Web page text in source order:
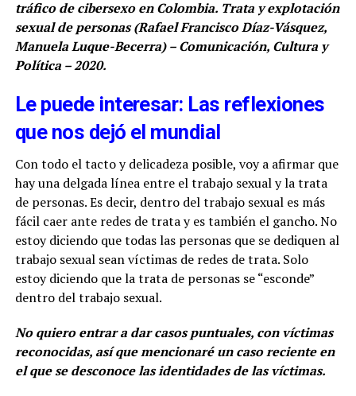
tráfico de cibersexo en Colombia. Trata y explotación
sexual de personas (Rafael Francisco Díaz-Vásquez,
Manuela Luque-Becerra) – Comunicación, Cultura y
Política – 2020.
Le puede interesar: Las reflexiones
que nos dejó el mundial
Con todo el tacto y delicadeza posible, voy a afirmar que
hay una delgada línea entre el trabajo sexual y la trata
de personas. Es decir, dentro del trabajo sexual es más
fácil caer ante redes de trata y es también el gancho. No
estoy diciendo que todas las personas que se dediquen al
trabajo sexual sean víctimas de redes de trata. Solo
estoy diciendo que la trata de personas se “esconde”
dentro del trabajo sexual.
No quiero entrar a dar casos puntuales, con víctimas
reconocidas, así que mencionaré un caso reciente en
el que se desconoce las identidades de las víctimas.